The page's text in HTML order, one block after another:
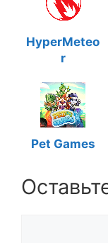
HyperMeteo
r
Pet Games